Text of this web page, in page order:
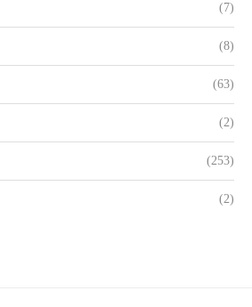
(7)
(8)
(63)
(2)
(253)
(2)